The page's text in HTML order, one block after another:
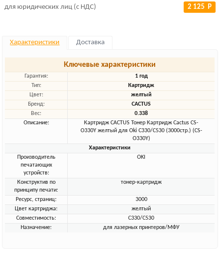
для юридических лиц (с НДС) 2 125 Р
Характеристики Доставка
Ключевые характеристики
Гарантия:
1 год
Тип:
Картридж
Цвет:
желтый
Бренд:
CACTUS
Вес:
0.338
Описание:
Картридж CACTUS Тонер Картридж Cactus CS-
O330Y желтый для Oki C330/C530 (3000стр.) (CS-
O330Y)
Характеристики
Производитель
печатающих
устройств:
OKI
Конструктив по
принципу печати:
тонер-картридж
Ресурс, страниц:
3000
Цвет картриджа:
желтый
Совместимость:
C330/C530
Назначение:
для лазерных принтеров/МФУ